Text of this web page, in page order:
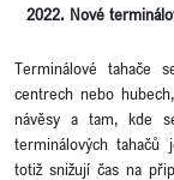
2022. Nové
Terminálové tahače
centrech nebo
návěsy a tam, kde
terminálových tahačů
totiž snižují čas na